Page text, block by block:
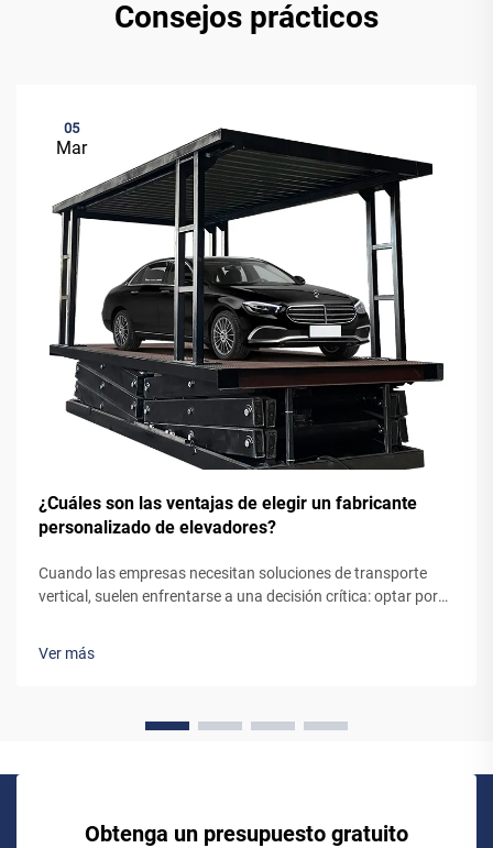
Consejos prácticos
05
Mar
¿Cuáles son las ventajas de elegir un fabricante
personalizado de elevadores?
Cuando las empresas necesitan soluciones de transporte
vertical, suelen enfrentarse a una decisión crítica: optar por
Ver más
Obtenga un presupuesto gratuito